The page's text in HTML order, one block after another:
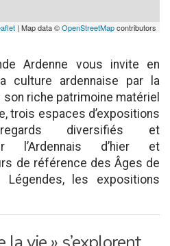
| Map data ©OpenStreetMapcontributors
Ardenne vous invite en
culture ardennaise par la
riche patrimoine matériel
trois espaces d’expositions
diversifiés et
l’Ardennais d’hier et
de référence des Âges de
les expositions